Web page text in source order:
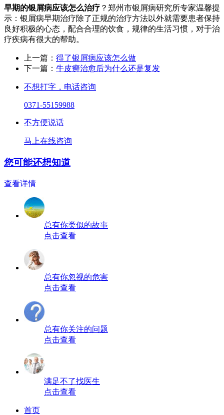
早期的银屑病应该怎么治疗 ？郑州市银屑病研究所专家温馨提
示：银屑病早期治疗除了正规的治疗方法以外就需要患者保持
良好积极的心态，配合合理的饮食，规律的生活习惯，对于治
疗疾病有很大的帮助。
上一篇： 得了银屑病应该怎么做
下一篇： 牛皮癣治愈后为什么还是复发
不想打字，电话咨询
0371-55159988
不方便说话
马上在线咨询
您可能还想知道
查看详情
总有你类似的故事
点击查看
总有你忽视的危害
点击查看
总有你关注的问题
点击查看
满足不了找医生
点击查看
首页